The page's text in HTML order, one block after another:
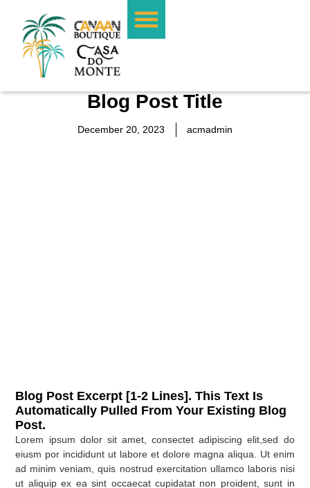
Blog Post Title
December 20, 2023 acmadmin
Blog Post Excerpt [1-2 Lines]. This Text Is
Automatically Pulled From Your Existing Blog
Post.
Lorem ipsum dolor sit amet, consectet adipiscing elit,sed do
eiusm por incididunt ut labore et dolore magna aliqua. Ut enim
ad minim veniam, quis nostrud exercitation ullamco laboris nisi
ut aliquip ex ea sint occaecat cupidatat non proident, sunt in